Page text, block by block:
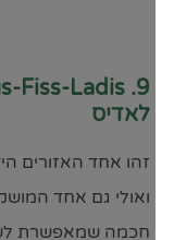
לאדיס
זהו אחד האזורים
ואולי גם אחד
חכמה שמאפשרת